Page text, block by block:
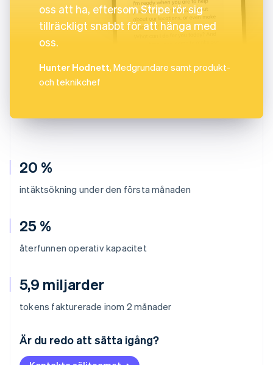
20 %
intäktsökning under den första månaden
25 %
återfunnen operativ kapacitet
5,9 miljarder
tokens fakturerade inom 2 månader
Är du redo att sätta igång?
oss att ha, eftersom Stripe rör sig
tillräckligt snabbt för att hänga med
oss.
Hunter Hodnett, Medgrundare samt produkt-
och teknikchef
Belgien
NederlandsFrançaisDeutsch